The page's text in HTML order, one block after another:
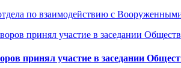
по взаимодействию с
принял участие в заседании